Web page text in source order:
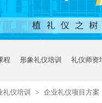
程 形象礼仪培训 礼仪师资
礼仪培训 > 企业礼仪项目方案